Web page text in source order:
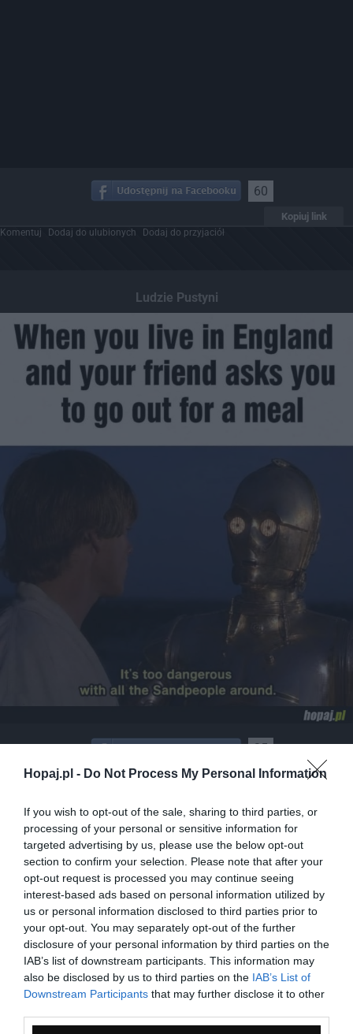
Hopaj.pl - Do Not Process My Personal Information
If you wish to opt-out of the sale, sharing to third parties, or
processing of your personal or sensitive information for
targeted advertising by us, please use the below opt-out
section to confirm your selection. Please note that after your
opt-out request is processed you may continue seeing
interest-based ads based on personal information utilized by
us or personal information disclosed to third parties prior to
your opt-out. You may separately opt-out of the further
disclosure of your personal information by third parties on the
IAB’s list of downstream participants. This information may
also be disclosed by us to third parties on the IAB’s List of
Downstream Participants that may further disclose it to other
60
Kopiuj link
Komentuj Dodaj do ulubionych Dodaj do przyjaciół
Ludzie Pustyni
35
Kopiuj link
Roman Tyk